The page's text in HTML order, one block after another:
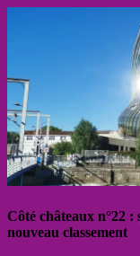
Côté châteaux n°22 :
nouveau classement